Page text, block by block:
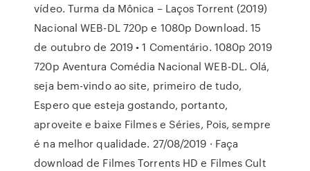
vídeo. Turma da Mônica – Laços Torrent (2019)
Nacional WEB-DL 720p e 1080p Download. 15
de outubro de 2019 • 1 Comentário. 1080p 2019
720p Aventura Comédia Nacional WEB-DL. Olá,
seja bem-vindo ao site, primeiro de tudo,
Espero que esteja gostando, portanto,
aproveite e baixe Filmes e Séries, Pois, sempre
é na melhor qualidade. 27/08/2019 · Faça
download de Filmes Torrents HD e Filmes Cult